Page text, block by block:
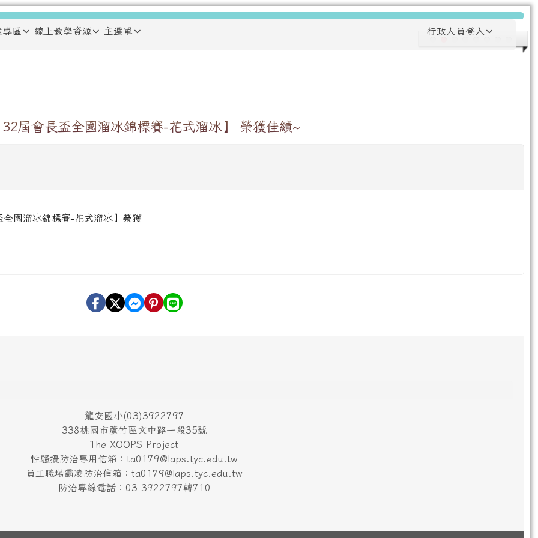
專區 線上教學資源 主選單 行政人員登入
屆會長盃全國溜冰錦標賽-花式溜冰】 榮獲佳績~
國溜冰錦標賽-花式溜冰】榮獲
龍安國小(03)3922797
338桃園市蘆竹區文中路一段35號
The XOOPS Project
性騷擾防治專用信箱：ta0179@laps.tyc.edu.tw
員工職場霸凌防治信箱：ta0179@laps.tyc.edu.tw
防治專線電話：03-3922797轉710